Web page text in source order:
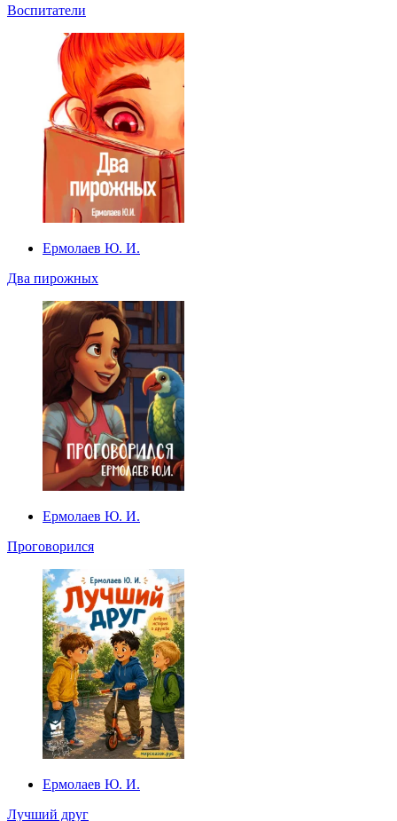
Воспитатели
Ермолаев Ю. И.
Два пирожных
Ермолаев Ю. И.
Проговорился
Ермолаев Ю. И.
Лучший друг